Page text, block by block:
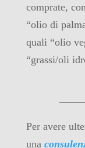
comprate,
“olio di
quali “olio
“grassi/oli
Per avere
una